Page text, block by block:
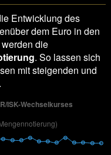
Entwicklung des
dem Euro in den
die
. So lassen sich
mit steigenden und